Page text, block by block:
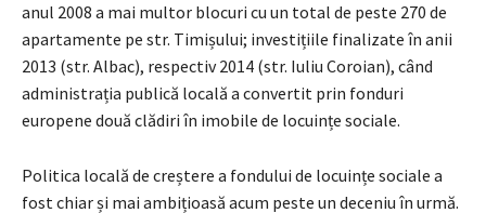
anul 2008 a mai multor blocuri cu un total de peste 270 de
apartamente pe str. Timișului; investițiile finalizate în anii
2013 (str. Albac), respectiv 2014 (str. Iuliu Coroian), când
administrația publică locală a convertit prin fonduri
europene două clădiri în imobile de locuințe sociale.
Politica locală de creștere a fondului de locuințe sociale a
fost chiar și mai ambițioasă acum peste un deceniu în urmă.